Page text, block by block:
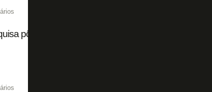
põe torcida do Botafogo em 12º lugar no Brasil